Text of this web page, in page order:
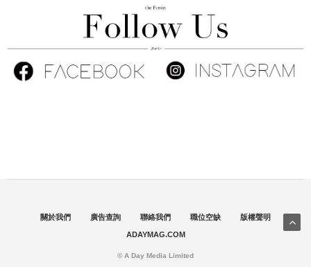
關於我們 廣告查詢 聯絡我們 職位空缺 版權聲明
ADAYMAG.COM
© A Day Media Limited